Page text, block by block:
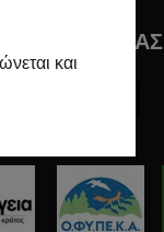
ΜΑΣ
και